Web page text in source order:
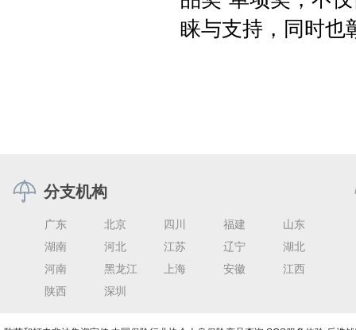
睐与支持，同时也
分支机构
广东 北京 四川 福建
山东
湖南
河北 江苏 辽宁
湖北
河南
黑龙江 上海 安徽
江西
陕西
深圳